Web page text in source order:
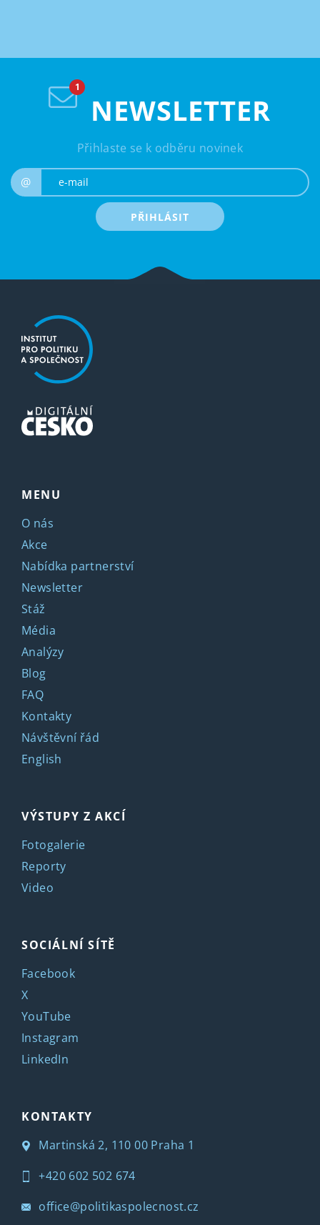
NEWSLETTER
Přihlaste se k odběru novinek
@
PŘIHLÁSIT
MENU
O nás
Akce
Nabídka partnerství
Newsletter
Stáž
Média
Analýzy
Blog
FAQ
Kontakty
Návštěvní řád
English
VÝSTUPY Z AKCÍ
Fotogalerie
Reporty
Video
SOCIÁLNÍ SÍTĚ
Facebook
X
YouTube
Instagram
LinkedIn
KONTAKTY
Martinská 2, 110 00 Praha 1
+420 602 502 674
office@politikaspolecnost.cz